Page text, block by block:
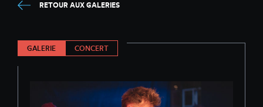
RETOUR AUX GALERIES
GALERIE CONCERT